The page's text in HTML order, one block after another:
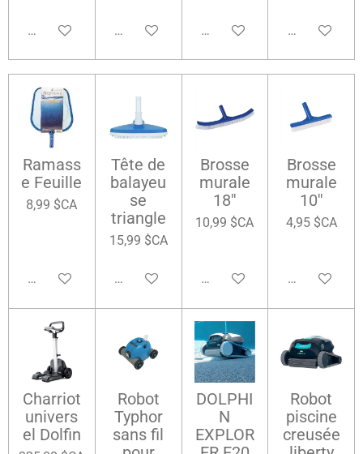
Ajouter au panierAjouter au panierAjouter au panierAjouter au
Ramass
e Feuille
8,99 $CA
Ajouter au panier
Tête de
balayeu
se
triangle
15,99 $CA
Ajouter au panier
Brosse
murale
18''
10,99 $CA
Ajouter au panier
Brosse
murale
10''
4,95 $CA
Ajouter au
Charriot
univers
el Dolfin
Robot
Typhor
sans fil
DOLPHI
N
EXPLOR
Robot
piscine
creusée